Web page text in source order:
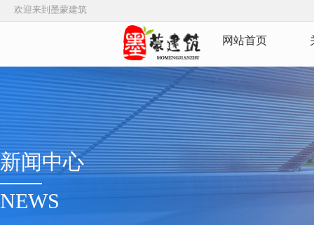
欢迎来到墨蒙建筑
网站首页
新闻中心
NEWS